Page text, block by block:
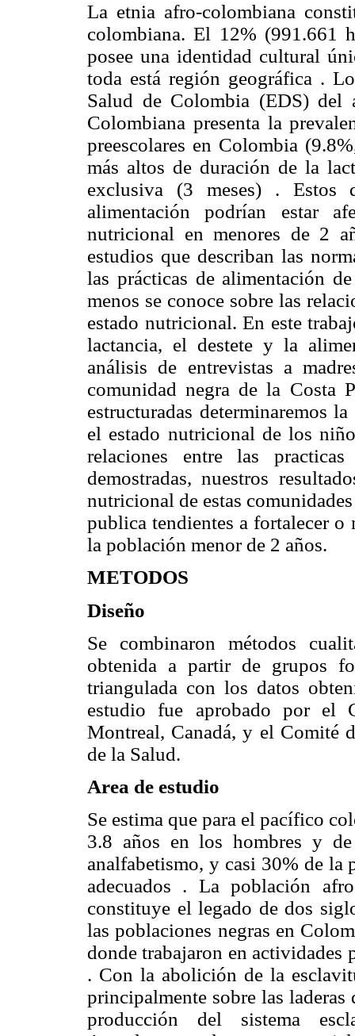
La etnia afro-colombiana
colombiana. El 12% (991.661
posee una identidad cultural
toda está región geográfica .
Salud de Colombia (EDS) del
Colombiana presenta la
preescolares en Colombia
más altos de duración de la
exclusiva (3 meses) . Estos
alimentación podrían estar
nutricional en menores de 2
estudios que describan las
las prácticas de alimentación
menos se conoce sobre las
estado nutricional. En este
lactancia, el destete y la
análisis de entrevistas a
comunidad negra de la Costa
estructuradas determinaremos
el estado nutricional de los
relaciones entre las
demostradas, nuestros
nutricional de estas
publica tendientes a fortalecer
la población menor de 2 años.
METODOS
Diseño
Se combinaron métodos
obtenida a partir de grupos
triangulada con los datos
estudio fue aprobado por el
Montreal, Canadá, y el Comité
de la Salud.
Area de estudio
Se estima que para el pacífico
3.8 años en los hombres y
analfabetismo, y casi 30% de la
adecuados . La población
constituye el legado de dos
las poblaciones negras en
donde trabajaron en actividades
. Con la abolición de la
principalmente sobre las
producción del sistema